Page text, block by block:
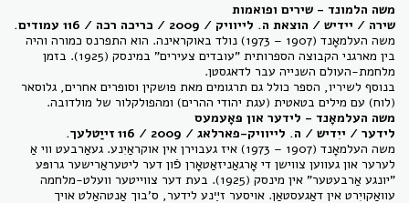
משה הלמונד - שירים ופואמות
שירה / יידיש / הוצאת ה. לייוויק / 2009 / כריכה רכה / 116 עמודים.
משה העלמאָנד (1907 – 1973) נולד באוקראינה. הוא התפרנס כמורה והיה
בין מארגני הקבוצה הספרותית "עובדים צעירים" במינסק (1925). בזמן
מלחמת-העולם השנייה עבר לדאגסטן.
בנוסף לשיריו, הספר כולל גם תרגומים מאת פושקין וסופרים אחרים, גלוסאר
(לוח) עם מילים בטאטית (עגת יהודי ההרים) ומהפולקלור של מולדובה.
משה העלמאָנד - לידער און פּאָעמעס
לידער / ייִדיש / ה. לייוויק-פארלאג / 2009 / 116
זייַטלעך.
משה העלמאָנד (1907 – 1973) איז געבוירן אין אוקראַיִנע. געאַרבעט ווי אַ
לערער און געווען צווישן די אָרגאַניזאַטאָרן פֿון דער ליטעראַרישער גרופּע
"יונגע אַרבעטער" אין מינסק (1925). בעת דער צווייטער וועלט-מלחמה
עוואַקויִרט אין דאַגעסטאַן. אויסער זײַנע לידער, ס'בוך אַנטהאַלט אויך